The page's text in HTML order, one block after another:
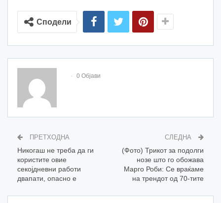
Сподели
0 Објави
ПРЕТХОДНА
Никогаш не треба да ги
користите овие
секојдневни работи
двапати, опасно е
СЛЕДНА
(Фото) Трикот за подолги
нозе што го обожава
Марго Роби: Се враќаме
на трендот од 70-тите